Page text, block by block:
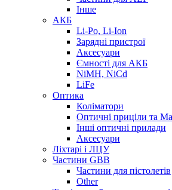
Інше
АКБ
Li-Po, Li-Ion
Зарядні пристрої
Аксесуари
Ємності для АКБ
NiMH, NiCd
LiFe
Оптика
Коліматори
Оптичні приціли та
Інші оптичні прилади
Аксесуари
Ліхтарі і ЛЦУ
Частини GBB
Частини для пістолетів
Other